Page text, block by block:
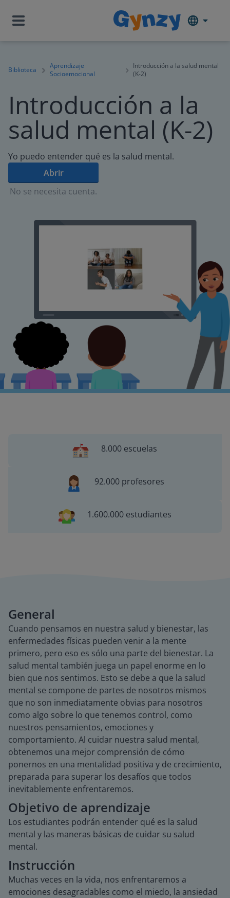
Biblioteca
Aprendizaje
Socioemocional
Introducción a la salud mental
(K-2)
Introducción a la
salud mental (K-2)
Yo puedo entender qué es la salud mental.
Abrir
No se necesita cuenta.
8.000 escuelas
92.000 profesores
1.600.000 estudiantes
General
Cuando pensamos en nuestra salud y bienestar, las
enfermedades físicas pueden venir a la mente
primero, pero eso es sólo una parte del bienestar. La
salud mental también juega un papel enorme en lo
bien que nos sentimos. Esto se debe a que la salud
mental se compone de partes de nosotros mismos
que no son inmediatamente obvias para nosotros
como algo sobre lo que tenemos control, como
nuestros pensamientos, emociones y
comportamiento. Al cuidar nuestra salud mental,
obtenemos una mejor comprensión de cómo
ponernos en una mentalidad positiva y de crecimiento,
preparada para superar los desafíos que todos
inevitablemente enfrentaremos.
Objetivo de aprendizaje
Los estudiantes podrán entender qué es la salud
mental y las maneras básicas de cuidar su salud
mental.
Instrucción
Muchas veces en la vida, nos enfrentaremos a
emociones desagradables como el miedo, la ansiedad